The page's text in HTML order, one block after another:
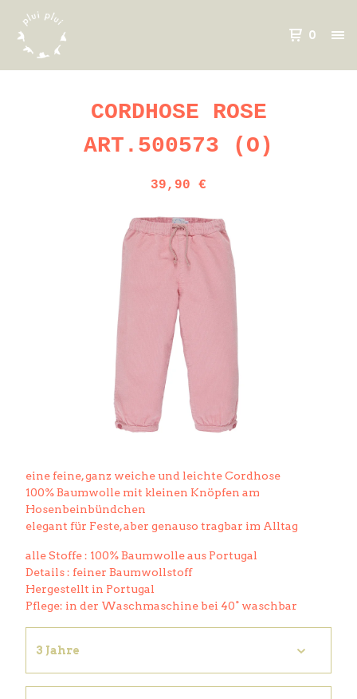
0
CORDHOSE ROSE
ART.500573 (O)
39,90 €
eine feine, ganz weiche und leichte Cordhose
100% Baumwolle mit kleinen Knöpfen am
Hosenbeinbündchen
elegant für Feste, aber genauso tragbar im Alltag
alle Stoffe : 100% Baumwolle aus Portugal
Details : feiner Baumwollstoff
Hergestellt in Portugal
Pflege: in der Waschmaschine bei 40° waschbar